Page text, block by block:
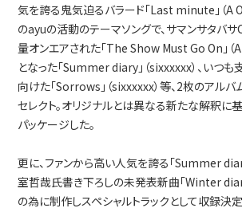
気を誇る鬼気迫るバラード「Last minute」（A
のayuの活動のテーマソングで、サマンサタバサ
量オンエアされた「The Show Must Go On」（
となった「Summer diary」（sixxxxxx）、いつも
向けた「Sorrows」（sixxxxxx）等、2枚のアル
セレクト。オリジナルとは異なる新たな解釈に
パッケージした。
更に、ファンから高い人気を誇る「Summer
室哲哉氏書き下ろしの未発表新曲「Winter
の為に制作しスペシャルトラックとして収録決定